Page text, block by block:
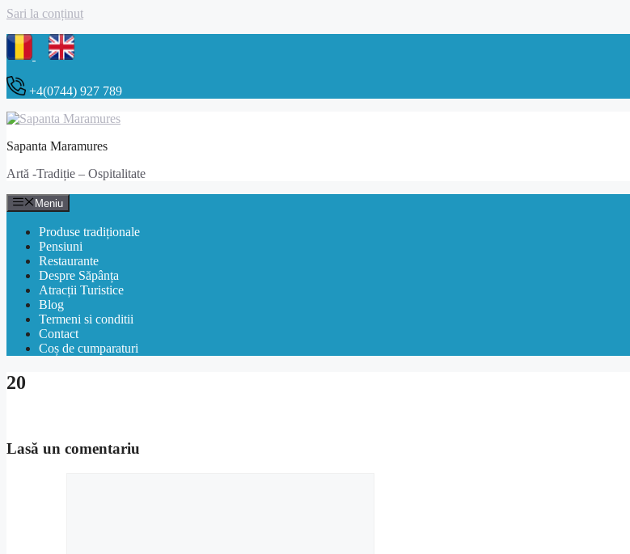
Sari la conținut
+4(0744) 927 789
Sapanta Maramures
Artă -Tradiție – Ospitalitate
Meniu
Produse tradiționale
Pensiuni
Restaurante
Despre Săpânța
Atracții Turistice
Blog
Termeni si conditii
Contact
Coș de cumparaturi
20
Lasă un comentariu